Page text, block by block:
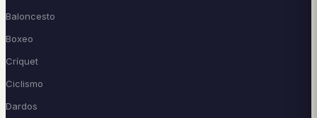
Baloncesto
Boxeo
Críquet
Ciclismo
Dardos